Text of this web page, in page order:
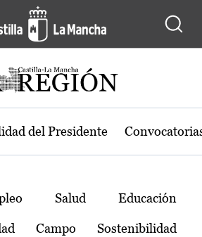
región de Castilla-La
del Presidente
Salud Educación
Campo Sostenibilidad